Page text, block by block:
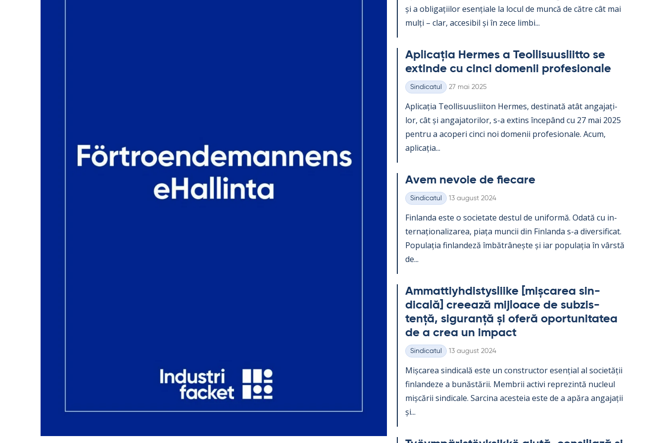
și a obli­gații­lor esențiale la locul de muncă de către cât mai
mulți – clar, acce­si­bil și în zece limbi...
Aplicația Her­mes a Teol­li­suus­liitto se
ex­tinde cu cinci do­me­nii pro­fe­sio­nale
Categorii
Sindicatul Kirjoitettu
27 mai 2025
Aplicația Teol­li­suus­lii­ton Her­mes, des­ti­nată atât an­ga­jați­
lor, cât și an­ga­ja­to­ri­lor, s-a ex­tins începând cu 27 mai 2025
pentru a aco­peri cinci noi do­me­nii pro­fe­sio­nale. Acum,
aplicația...
Avem ne­voie de fiecare
Categorii
Sindicatul Kirjoitettu
13 august 2024
Fin­landa este o socie­tate des­tul de uni­formă. Odată cu in­
ter­națio­na­liza­rea, piața muncii din Fin­landa s-a di­ver­si­ficat.
Po­pu­lația fin­lan­deză îmbătrâ­nește și iar po­pu­lația în vârstă
de...
Am­mat­tiyh­dis­tys­liike [mișca­rea sin­
dicală] cree­ază mij­loace de subzis­
tență, si­gu­ranță și oferă opor­tu­ni­ta­tea
de a crea un im­pact
Categorii
Sindicatul Kirjoitettu
13 august 2024
Mișca­rea sin­dicală este un con­struc­tor esențial al societății
fin­lan­deze a bunăstă­rii. Mem­brii ac­tivi reprezintă nucleul
mișcă­rii sin­dicale. Sarcina aces­teia este de a apăra an­ga­jații
și...